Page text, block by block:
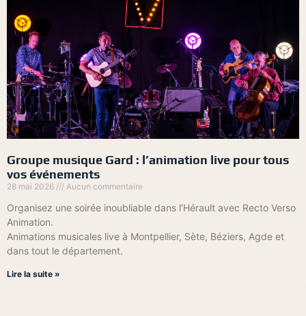
Groupe musique Gard : l’animation live pour tous
vos événements
28 mai 2026 Aucun commentaire
Organisez une soirée inoubliable dans l’Hérault avec Recto Verso
Animation.
Animations musicales live à Montpellier, Sète, Béziers, Agde et
dans tout le département.
Lire la suite »